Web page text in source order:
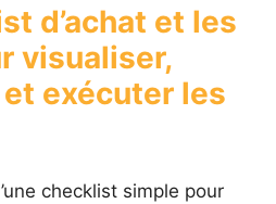
d’achat et les
visualiser,
exécuter les
checklist simple pour